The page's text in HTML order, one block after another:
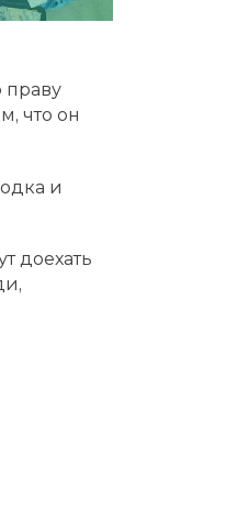
праву
что он
и
доехать